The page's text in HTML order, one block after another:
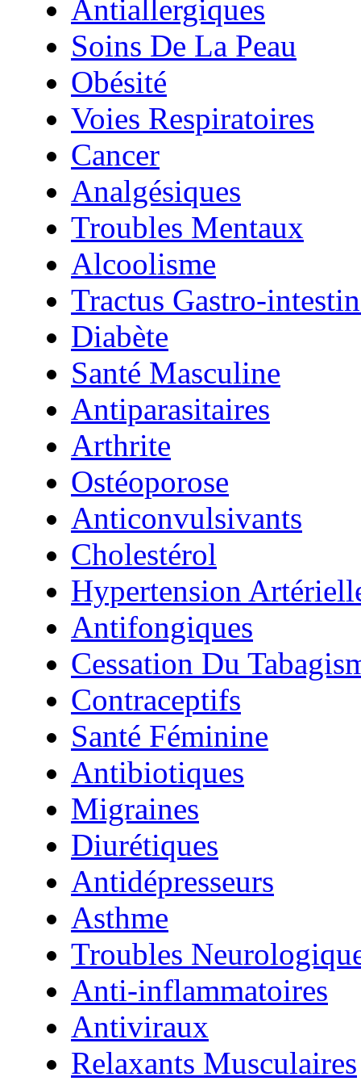
Antiallergiques
Soins De La Peau
Obésité
Voies Respiratoires
Cancer
Analgésiques
Troubles Mentaux
Alcoolisme
Tractus Gastro-
Diabète
Santé Masculine
Antiparasitaires
Arthrite
Ostéoporose
Anticonvulsivants
Cholestérol
Hypertension
Antifongiques
Cessation Du
Contraceptifs
Santé Féminine
Antibiotiques
Migraines
Diurétiques
Antidépresseurs
Asthme
Troubles
Anti-inflammatoires
Antiviraux
Relaxants Musculaires